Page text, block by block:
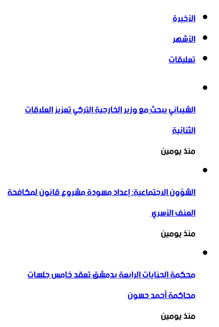
الأخيرة
الأشهر
تعليقات
الشيباني يبحث مع وزير الخارجية التركي تعزيز العلاقات
الثنائية
منذ يومين
الشؤون الاجتماعية: إعداد مسودة مشروع قانون لمكافحة
العنف الأسري ‏
منذ يومين
محكمة الجنايات الرابعة بدمشق تعقد خامس جلسات
محاكمة أحمد حسون
منذ يومين